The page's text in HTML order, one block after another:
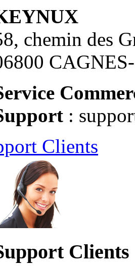
chemin des
:
Clients
Clients